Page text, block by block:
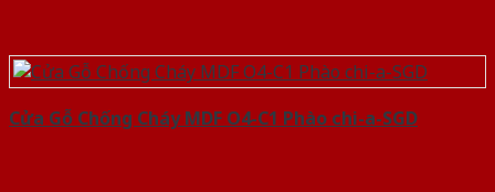
Cửa Gỗ Chống Cháy MDF O4-C1 Phào chi-a-SGD